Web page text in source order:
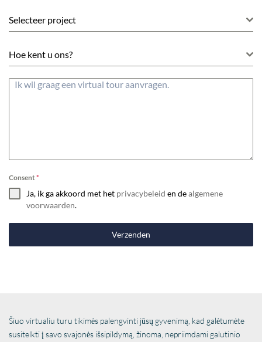
Selecteer project
Hoe kent u ons?
Consent*
Ja, ik ga akkoord met het privacybeleid en dealgemene
voorwaarden.
Verzenden
Šiuo virtualiu turu tikimės palengvinti jūsų gyvenimą, kad galėtumėte
susitelkti į savo svajonės išsipildymą, žinoma, nepriimdami galutinio